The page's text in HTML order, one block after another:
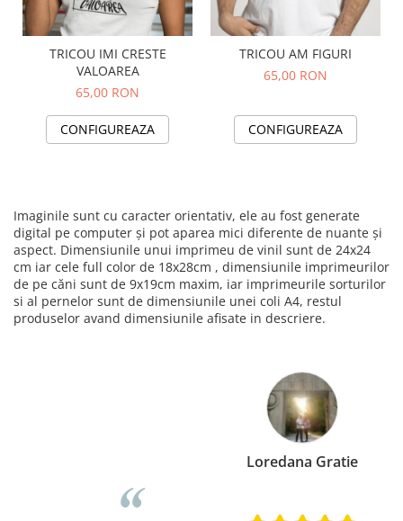
TRICOU IMI CRESTE
VALOAREA
65,00 RON
CONFIGUREAZA
TRICOU AM FIGURI
65,00 RON
CONFIGUREAZA
Imaginile sunt cu caracter orientativ, ele au fost generate
digital pe computer și pot aparea mici diferente de nuante și
aspect. Dimensiunile unui imprimeu de vinil sunt de 24x24
cm iar cele full color de 18x28cm , dimensiunile imprimeurilor
de pe căni sunt de 9x19cm maxim, iar imprimeurile sorturilor
si al pernelor sunt de dimensiunile unei coli A4, restul
produselor avand dimensiunile afisate in descriere.
Loredana Gratie